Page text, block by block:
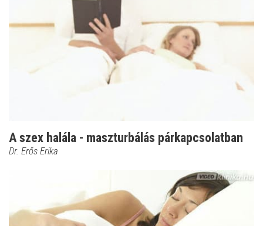
A szex halála - maszturbálás párkapcsolatban
Dr. Erős Erika